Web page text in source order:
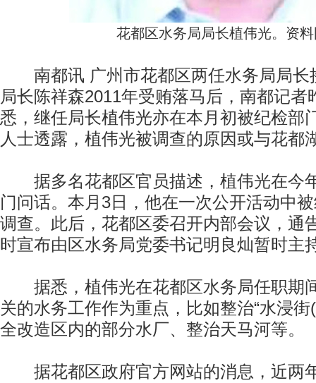
花都区水务局局长植伟光。资
南都讯 广州市花都区两任水务局局长
局长陈祥森2011年受贿落马后，南都记者
悉，继任局长植伟光亦在本月初被纪检部
人士透露，植伟光被调查的原因或与花都
据多名花都区官员描述，植伟光在今
门问话。本月3日，他在一次公开活动中
调查。此后，花都区委召开内部会议，通
时宣布由区水务局党委书记明良灿暂时主
据悉，植伟光在花都区水务局任职期
关的水务工作作为重点，比如整治“水浸街
全改造区内的部分水厂、整治天马河等。
据花都区政府官方网站的消息，近两